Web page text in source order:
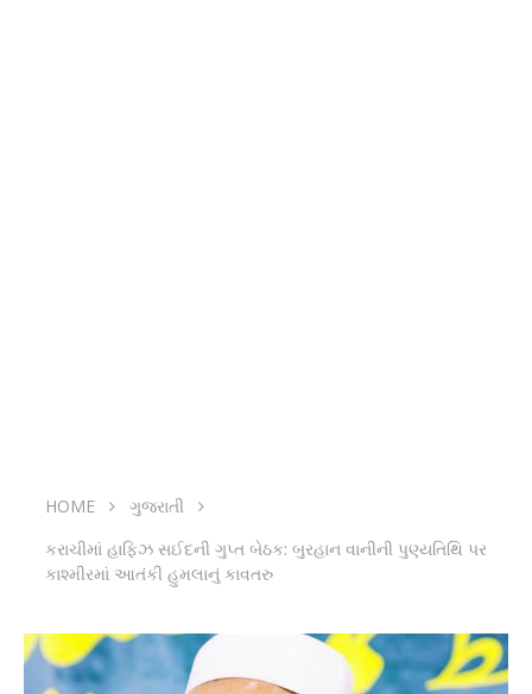
HOME
ગુજરાતી
કરાચીમાં હાફિઝ સઈદની ગુપ્ત બેઠક: બુરહાન વાનીની પુણ્યતિથિ પર
કાશ્મીરમાં આતંકી હુમલાનું કાવતરુ